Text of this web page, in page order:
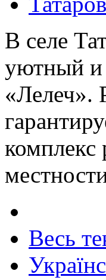
В селе
уютный и
«Лелеч».
комплекс
Весь